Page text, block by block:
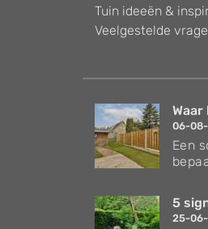
Tuin ideeën &
Veelgestelde
Waar
06-
Een
5
25-